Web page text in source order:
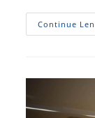
Continue